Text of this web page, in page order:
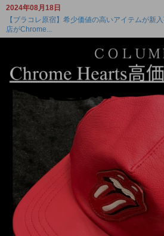
2024年08月18日
【ブラコレ原宿】希少価値の高いアイテムが新
店がChrome...